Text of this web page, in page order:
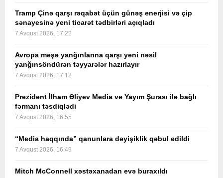
Tramp Çinə qarşı rəqabət üçün günəş enerjisi və çip
sənayesinə yeni ticarət tədbirləri açıqladı
7 Avqust 2026, 17:22
Avropa meşə yanğınlarına qarşı yeni nəsil
yanğınsöndürən təyyarələr hazırlayır
7 Avqust 2026, 17:12
Prezident İlham Əliyev Media və Yayım Şurası ilə bağlı
fərmanı təsdiqlədi
7 Avqust 2026, 16:55
“Media haqqında” qanunlara dəyişiklik qəbul edildi
7 Avqust 2026, 16:49
Mitch McConnell xəstəxanadan evə buraxıldı